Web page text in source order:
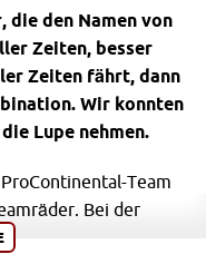
die den Namen von
Zeiten, besser
Zeiten fährt, dann
Wir konnten
Lupe nehmen.
Team
Bei der
die Belgier das